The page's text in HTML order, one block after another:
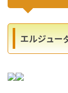
エルジュ